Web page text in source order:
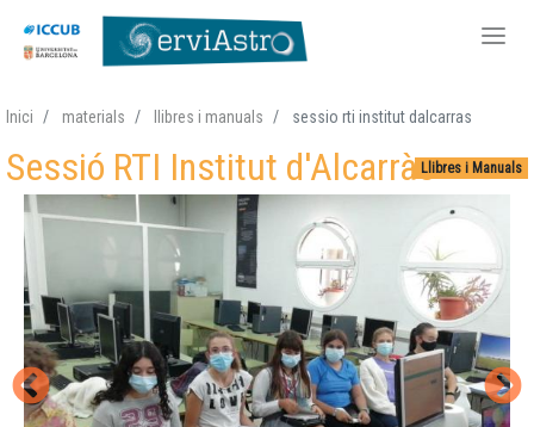
Vés
contingut
Inici materials llibres i manuals sessio rti institut dalcarras
Llibres i Manuals
Sessió RTI Institut d'Alcarràs